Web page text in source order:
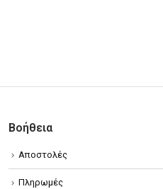
Βοήθεια
Αποστολές
Πληρωμές